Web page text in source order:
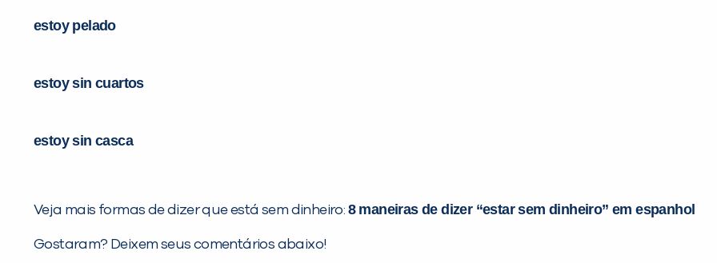
estoy pelado
estoy sin cuartos
estoy sin casca
Veja mais formas de dizer que está sem dinheiro: 8 maneiras de dizer “estar sem dinheiro” em espanhol
Gostaram? Deixem seus comentários abaixo!